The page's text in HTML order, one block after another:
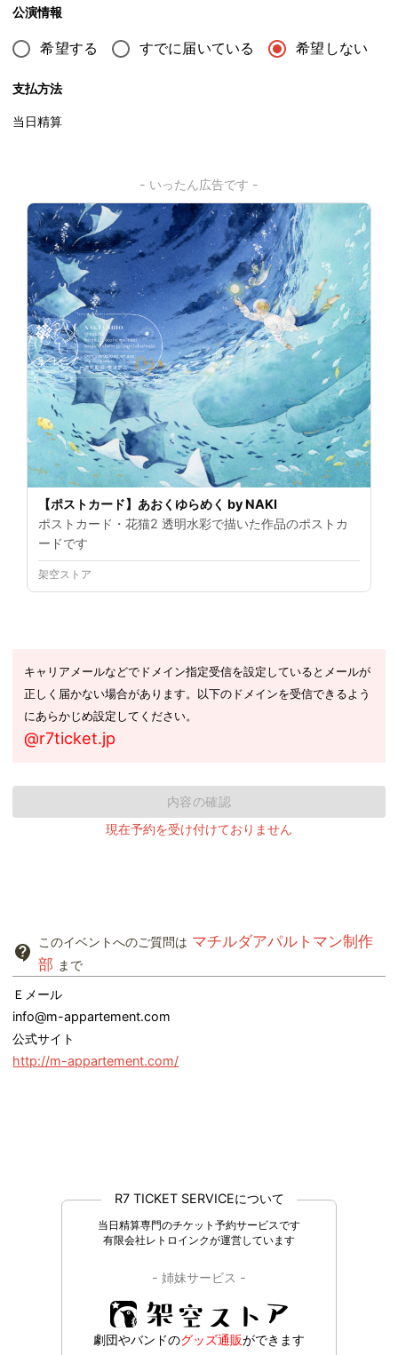
公演情報
希望する すでに届いている 希望しない
支払方法
当日精算
- いったん広告です -
【ポストカード】あおくゆらめく by NAKI
ポストカード・花猫2 透明水彩で描いた作品のポストカ
ードです
架空ストア
キャリアメールなどでドメイン指定受信を設定しているとメールが
正しく届かない場合があります。以下のドメインを受信できるよう
にあらかじめ設定してください。
@r7ticket.jp
内容の確認
現在予約を受け付けておりません
このイベントへのご質問は マチルダアパルトマン制作
部 まで
Ｅメール
info@m-appartement.com
公式サイト
http://m-appartement.com/
R7 TICKET SERVICEについて
当日精算専門のチケット予約サービスです
有限会社レトロインクが運営しています
- 姉妹サービス -
劇団やバンドのグッズ通販ができます